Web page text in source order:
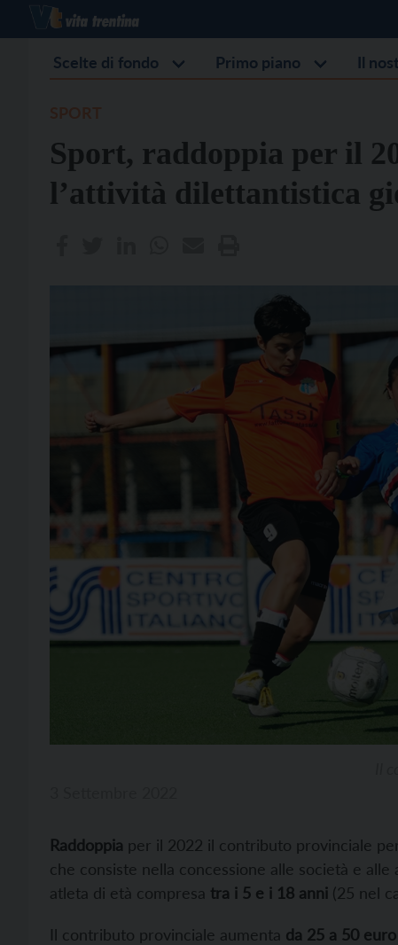
Scelte di fondo Primo piano Il
Sport, raddoppia per il
l’attività dilettantistica
Raddoppia per il 2022 il contributo provinciale
che consiste nella concessione alle società e
atleta di età compresa tra i 5 e i 18 anni (25 nel
Il contributo provinciale aumenta da 25 a 50